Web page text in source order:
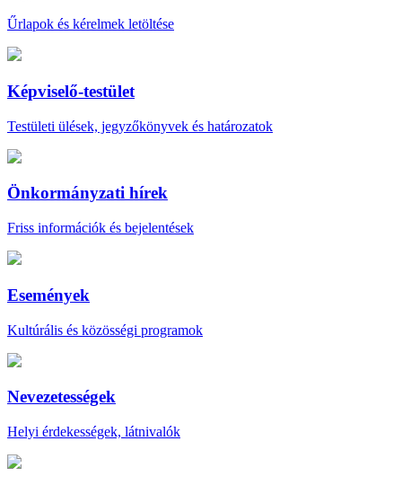
Űrlapok és kérelmek letöltése
Képviselő-testület
Testületi ülések, jegyzőkönyvek és határozatok
Önkormányzati hírek
Friss információk és bejelentések
Események
Kultúrális és közösségi programok
Nevezetességek
Helyi érdekességek, látnivalók